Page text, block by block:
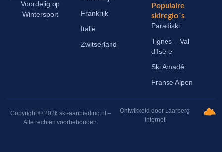
Voordelig op
Wintersport
Frankrijk
Italië
Zwitserland
Populaire
skiregio´s
Paradiski
Tignes – Val
d’Isère
Ski Amadé
Franse Alpen
Copyright © 2026 ski-aanbieding.nl –
Alle rechten voorbehouden.
Ontwikkeld door Laarberg
Internet